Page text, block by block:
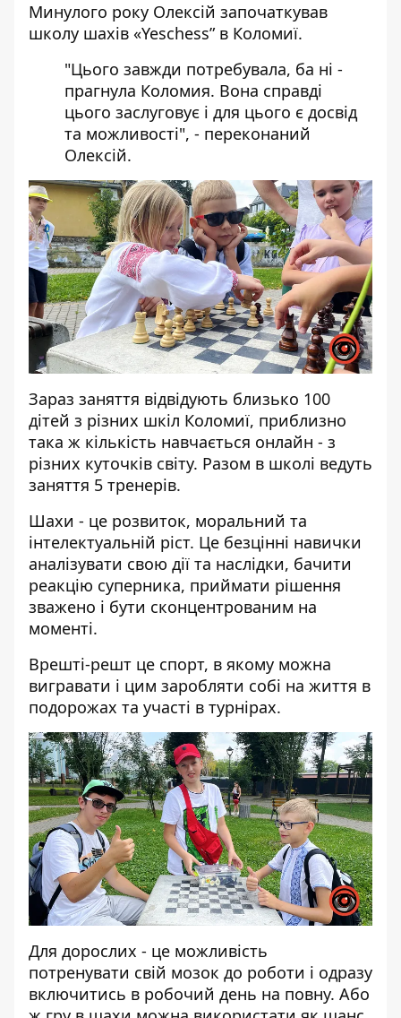
Минулого року Олексій започаткував
школу шахів «Yeschess” в Коломиї.
"Цього завжди потребувала, ба ні -
прагнула Коломия. Вона справді
цього заслуговує і для цього є досвід
та можливості", - переконаний
Олексій.
Зараз заняття відвідують близько 100
дітей з різних шкіл Коломиї, приблизно
така ж кількість навчається онлайн - з
різних куточків світу. Разом в школі ведуть
заняття 5 тренерів.
Шахи - це розвиток, моральний та
інтелектуальній ріст. Це безцінні навички
аналізувати свою дії та наслідки, бачити
реакцію суперника, приймати рішення
зважено і бути сконцентрованим на
моменті.
Врешті-решт це спорт, в якому можна
вигравати і цим заробляти собі на життя в
подорожах та участі в турнірах.
Для дорослих - це можливість
потренувати свій мозок до роботи і одразу
включитись в робочий день на повну. Або